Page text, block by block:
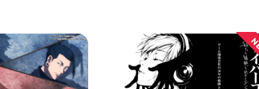
手作り 洋裁 ソーイング 郡山
郡山 福島県 手作りのある暮